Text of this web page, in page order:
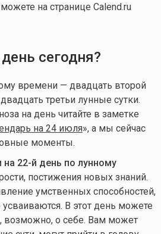
на странице Calend.ru
сегодня?
времени — двадцать второй
третьилунные сутки.
на день читайте в заметке
на 24 июля», а мы сейчас
моменты.
22-й день по лунному
постижения новых знаний.
умственных способностей,
В этот день можете
возможно, о себе. Вам может